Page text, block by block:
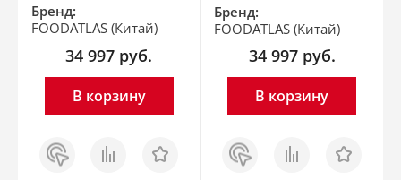
Бренд:
FOODATLAS (Китай)
34 997 руб.
В корзину
Заказ
в 1
клик
Сравнить Отложить
Бренд:
FOODATLAS (Китай)
34 997 руб.
В корзину
Заказ
в 1
клик
Сравнить Отложить